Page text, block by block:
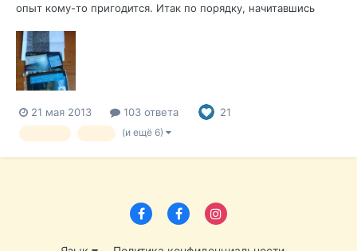
опыт кому-то пригодится. Итак по порядку, начитавшись
в мае, две недели назад зашли с женой в отделение LaСaixa,
спросили, есть ли кто-то с персонала англоговорящий,
оказалось есть – зам....
21 мая 2013 103 ответа 21
(и ещё 6)